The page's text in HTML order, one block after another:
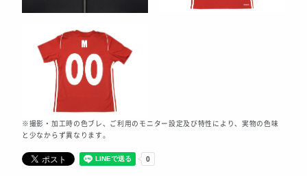
※撮影・加工時の色ブレ、ご利用のモニター設定及び特性により、実物の色味
と少なからず異なります。